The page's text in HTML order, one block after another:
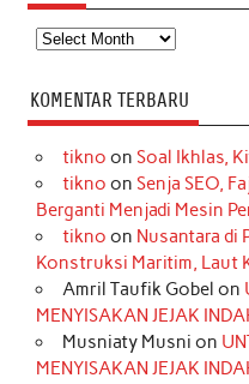
Arsip
KOMENTAR TERBARU
tikno on Soal Ikhlas,
tikno on Senja SEO,
Berganti Menjadi Mesin
tikno on Nusantara di
Konstruksi Maritim, Laut
Amril Taufik Gobel on
MENYISAKAN JEJAK
Musniaty Musni on
MENYISAKAN JEJAK